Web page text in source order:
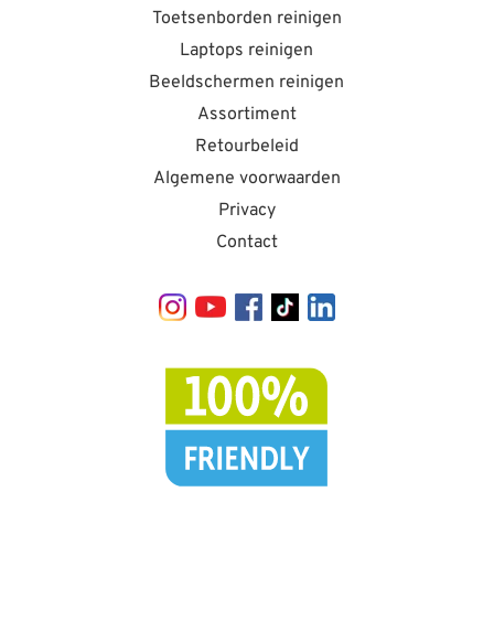
Toetsenborden reinigen
Laptops reinigen
Beeldschermen reinigen
Assortiment
Retourbeleid
Algemene voorwaarden
Privacy
Contact